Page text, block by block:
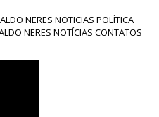
NERES NOTICIAS POLÍTICA
NERES NOTÍCIAS CONTATOS